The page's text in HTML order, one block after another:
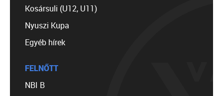
Kosársuli (U12, U11)
Nyuszi Kupa
Egyéb hírek
FELNŐTT
NBI B